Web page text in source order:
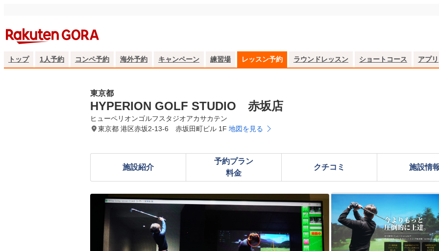
トップ 1人予約 コンペ予約 海外予約 キャンペーン 練習場 レッスン予約 ラウンドレッスン ショートコース アプリ
東京都
HYPERION GOLF STUDIO 赤坂店
ヒューペリオンゴルフスタジオアカサカテン
東京都 港区赤坂2-13-6 赤坂田町ビル 1F 地図を見る
施設紹介
予約プラン
料金
クチコミ 施設情